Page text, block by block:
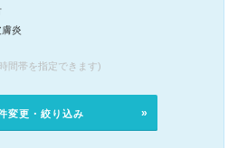
炎
間帯を指定できます)
変更・絞り込み